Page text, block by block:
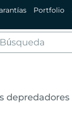
Portfolio
depredadores